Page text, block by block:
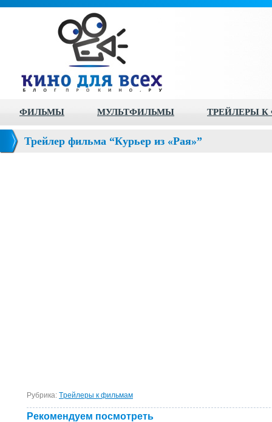
ФИЛЬМЫ МУЛЬТФИЛЬМЫ ТРЕЙЛЕРЫ
Трейлер фильма “Курьер из «Рая»”
Рубрика: Tрейлеры к фильмам
Рекомендуем посмотреть